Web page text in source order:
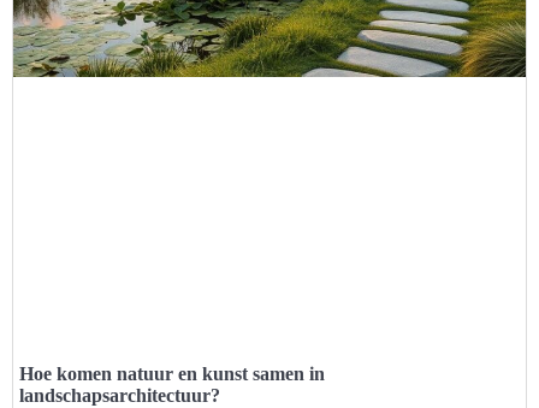
Hoe komen natuur en kunst samen in
landschapsarchitectuur?